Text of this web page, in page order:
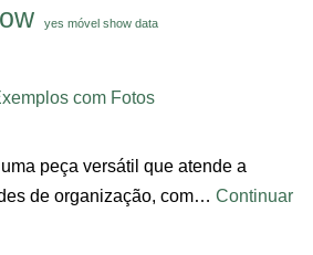
yes móvel show data
com Fotos
peça versátil que atende a
de organização, com… Continuar